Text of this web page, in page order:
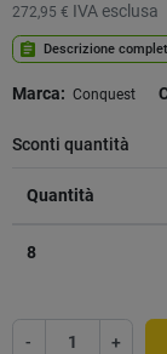
272,95 € IVA esclusa
assignment Descrizione
Marca: Conquest
Sconti quantità
Quantità
8
- +